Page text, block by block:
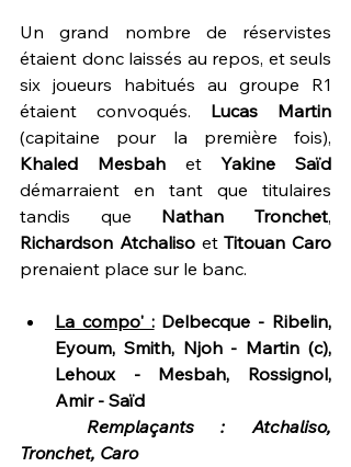
Un grand nombre de réservistes
étaient donc laissés au repos, et seuls
six joueurs habitués au groupe R1
étaient convoqués. Lucas Martin
Khaled Mesbah et Yakine Saïd
démarraient en tant que titulaires
tandis que Nathan Tronchet
Richardson Atchaliso et Titouan Caro
prenaient place sur le banc.
La compo' : Delbecque - Ribelin,
Eyoum, Smith, Njoh - Martin (c),
Lehoux - Mesbah, Rossignol,
Amir - Saïd
Remplaçants : Atchaliso,
Tronchet, Caro